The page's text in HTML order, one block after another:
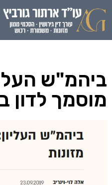
ביהמ"ש
מוסמך לדון